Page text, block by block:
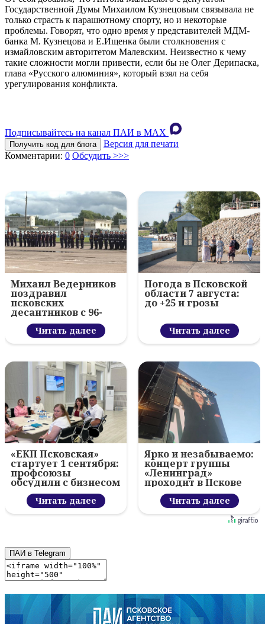
Государственной Думы Михаилом Кузнецовым связывала не
только страсть к парашютному спорту, но и некоторые
проблемы. Говорят, что одно время у представителей МДМ-
банка М. Кузнецова и Е.Ищенка были столкновения с
измайловским авторитетом Малевским. Неизвестно к чему
такие сложности могли привести, если бы не Олег Дерипаска,
глава «Русского алюминия», который взял на себя
урегулирования конфликта.
Подписывайтесь на канал ПАИ в MAХ
Получить код для блога
Версия для печати
Комментарии: 0 Обсудить >>>
Михаил Ведерников
поздравил
псковских
десантников с 96-
летием ВДВ и
вручил награды
Читать далее
Погода в Псковской
области 7 августа:
до +25 и грозы
Читать далее
«ЕКП Псковская»
стартует 1 сентября:
профсоюзы
обсудили с бизнесом
новый цифровой
проектЧитать далее
Ярко и незабываемо:
концерт группы
«Ленинград»
проходит в Пскове
Читать далее
ПАИ в Telegram